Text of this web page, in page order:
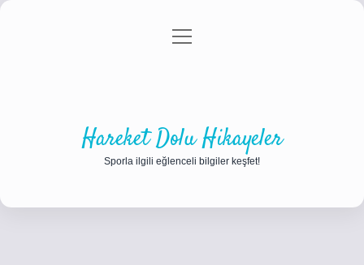
Gizlilik Politikası
menüyü
Hareket Dolu Hikayeler
Sporla ilgili eğlenceli bilgiler keşfet!